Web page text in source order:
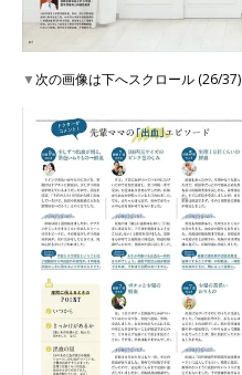
▼次の画像は下へスクロール (26/37)